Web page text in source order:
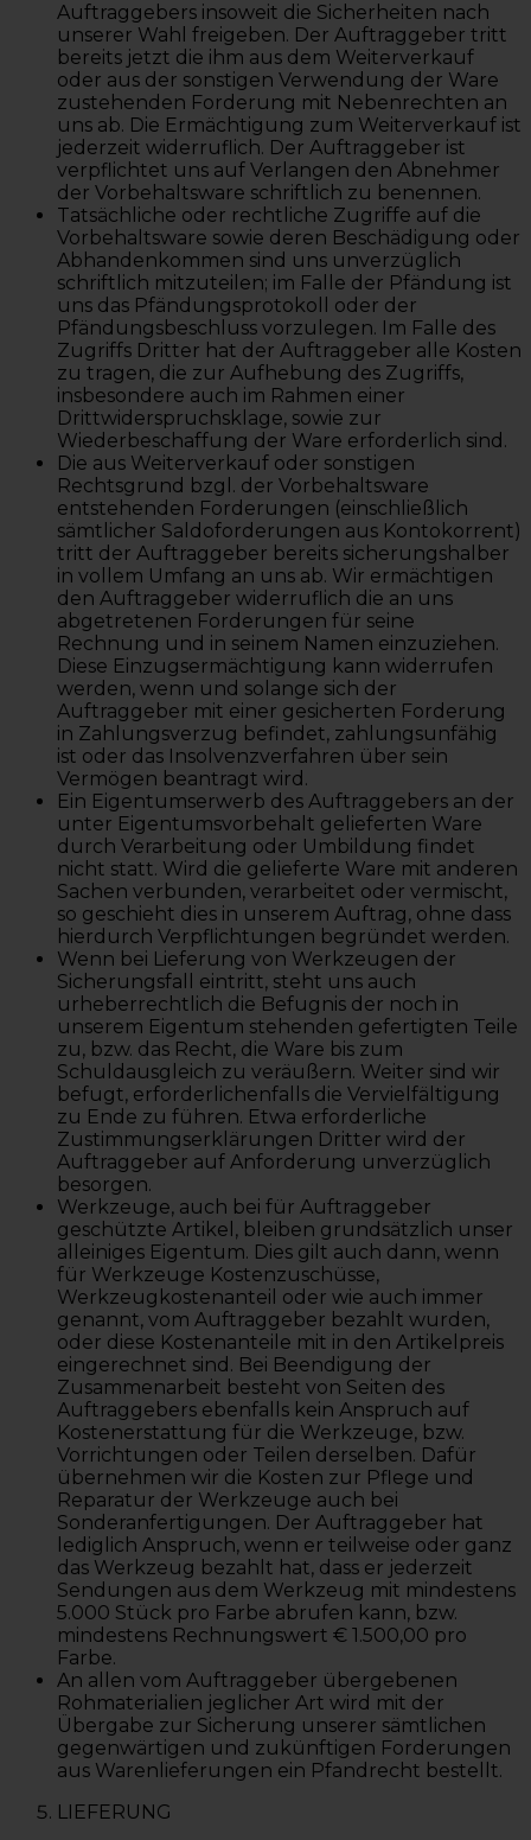
Auftraggebers insoweit die Sicherheiten nach
unserer Wahl freigeben. Der Auftraggeber tritt
bereits jetzt die ihm aus dem Weiterverkauf
oder aus der sonstigen Verwendung der Ware
zustehenden Forderung mit Nebenrechten an
uns ab. Die Ermächtigung zum Weiterverkauf ist
jederzeit widerruflich. Der Auftraggeber ist
verpflichtet uns auf Verlangen den Abnehmer
der Vorbehaltsware schriftlich zu benennen.
Tatsächliche oder rechtliche Zugriffe auf die
Vorbehaltsware sowie deren Beschädigung oder
Abhandenkommen sind uns unverzüglich
schriftlich mitzuteilen; im Falle der Pfändung ist
uns das Pfändungsprotokoll oder der
Pfändungsbeschluss vorzulegen. Im Falle des
Zugriffs Dritter hat der Auftraggeber alle Kosten
zu tragen, die zur Aufhebung des Zugriffs,
insbesondere auch im Rahmen einer
Drittwiderspruchsklage, sowie zur
Wiederbeschaffung der Ware erforderlich sind.
Die aus Weiterverkauf oder sonstigen
Rechtsgrund bzgl. der Vorbehaltsware
entstehenden Forderungen (einschließlich
sämtlicher Saldoforderungen aus Kontokorrent)
tritt der Auftraggeber bereits sicherungshalber
in vollem Umfang an uns ab. Wir ermächtigen
den Auftraggeber widerruflich die an uns
abgetretenen Forderungen für seine
Rechnung und in seinem Namen einzuziehen.
Diese Einzugsermächtigung kann widerrufen
werden, wenn und solange sich der
Auftraggeber mit einer gesicherten Forderung
in Zahlungsverzug befindet, zahlungsunfähig
ist oder das Insolvenzverfahren über sein
Vermögen beantragt wird.
Ein Eigentumserwerb des Auftraggebers an der
unter Eigentumsvorbehalt gelieferten Ware
durch Verarbeitung oder Umbildung findet
nicht statt. Wird die gelieferte Ware mit anderen
Sachen verbunden, verarbeitet oder vermischt,
so geschieht dies in unserem Auftrag, ohne dass
hierdurch Verpflichtungen begründet werden.
Wenn bei Lieferung von Werkzeugen der
Sicherungsfall eintritt, steht uns auch
urheberrechtlich die Befugnis der noch in
unserem Eigentum stehenden gefertigten Teile
zu, bzw. das Recht, die Ware bis zum
Schuldausgleich zu veräußern. Weiter sind wir
befugt, erforderlichenfalls die Vervielfältigung
zu Ende zu führen. Etwa erforderliche
Zustimmungserklärungen Dritter wird der
Auftraggeber auf Anforderung unverzüglich
besorgen.
Werkzeuge, auch bei für Auftraggeber
geschützte Artikel, bleiben grundsätzlich unser
alleiniges Eigentum. Dies gilt auch dann, wenn
für Werkzeuge Kostenzuschüsse,
Werkzeugkostenanteil oder wie auch immer
genannt, vom Auftraggeber bezahlt wurden,
oder diese Kostenanteile mit in den Artikelpreis
eingerechnet sind. Bei Beendigung der
Zusammenarbeit besteht von Seiten des
Auftraggebers ebenfalls kein Anspruch auf
Kostenerstattung für die Werkzeuge, bzw.
Vorrichtungen oder Teilen derselben. Dafür
übernehmen wir die Kosten zur Pflege und
Reparatur der Werkzeuge auch bei
Sonderanfertigungen. Der Auftraggeber hat
lediglich Anspruch, wenn er teilweise oder ganz
das Werkzeug bezahlt hat, dass er jederzeit
Sendungen aus dem Werkzeug mit mindestens
5.000 Stück pro Farbe abrufen kann, bzw.
mindestens Rechnungswert € 1.500,00 pro
Farbe.
An allen vom Auftraggeber übergebenen
Rohmaterialien jeglicher Art wird mit der
Übergabe zur Sicherung unserer sämtlichen
gegenwärtigen und zukünftigen Forderungen
aus Warenlieferungen ein Pfandrecht bestellt.
LIEFERUNG